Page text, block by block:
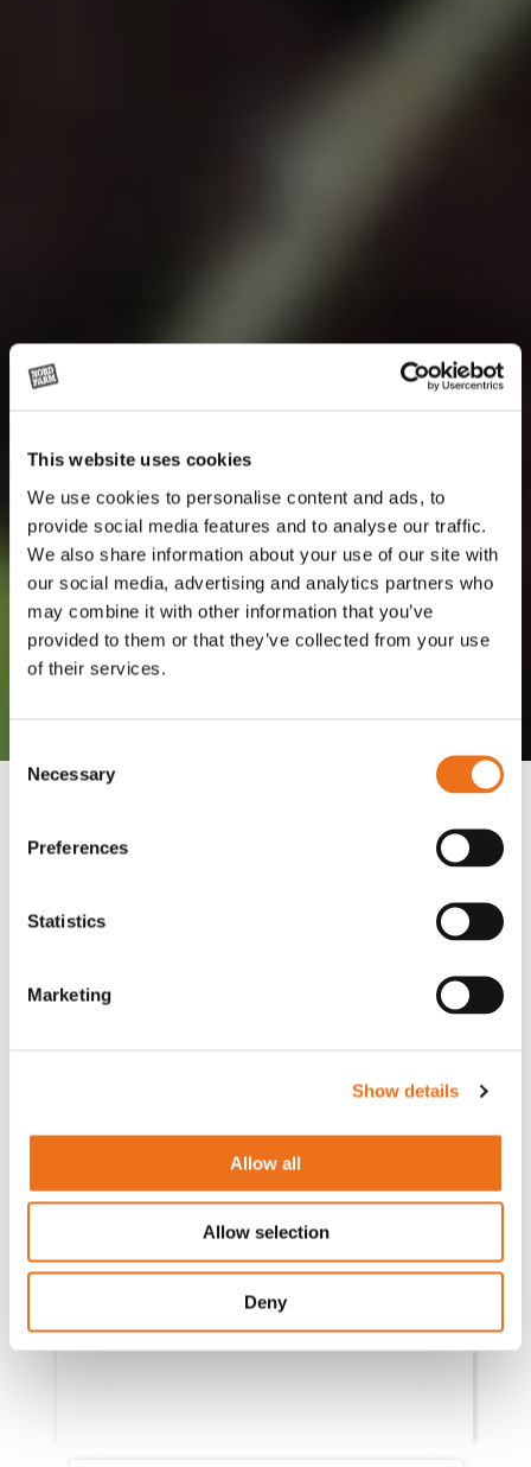
This website uses cookies
We use cookies to personalise content and ads, to
provide social media features and to analyse our traffic.
We also share information about your use of our site with
our social media, advertising and analytics partners who
may combine it with other information that you’ve
provided to them or that they’ve collected from your use
of their services.
Selection
Necessary
Preferences
Statistics
Marketing
Show details
Allow all
Allow selection
Deny